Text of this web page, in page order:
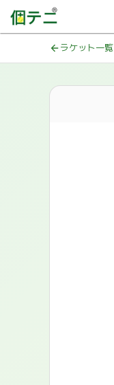
ラケット一覧